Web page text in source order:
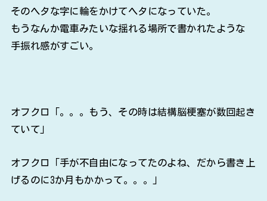
そのヘタな字に輪をかけてヘタになっていた。
もうなんか電車みたいな揺れる場所で書かれたような
手振れ感がすごい。
オフクロ「。。。もう、その時は結構脳梗塞が数回起き
ていて」
オフクロ「手が不自由になってたのよね、だから書き上
げるのに3か月もかかって。。。」